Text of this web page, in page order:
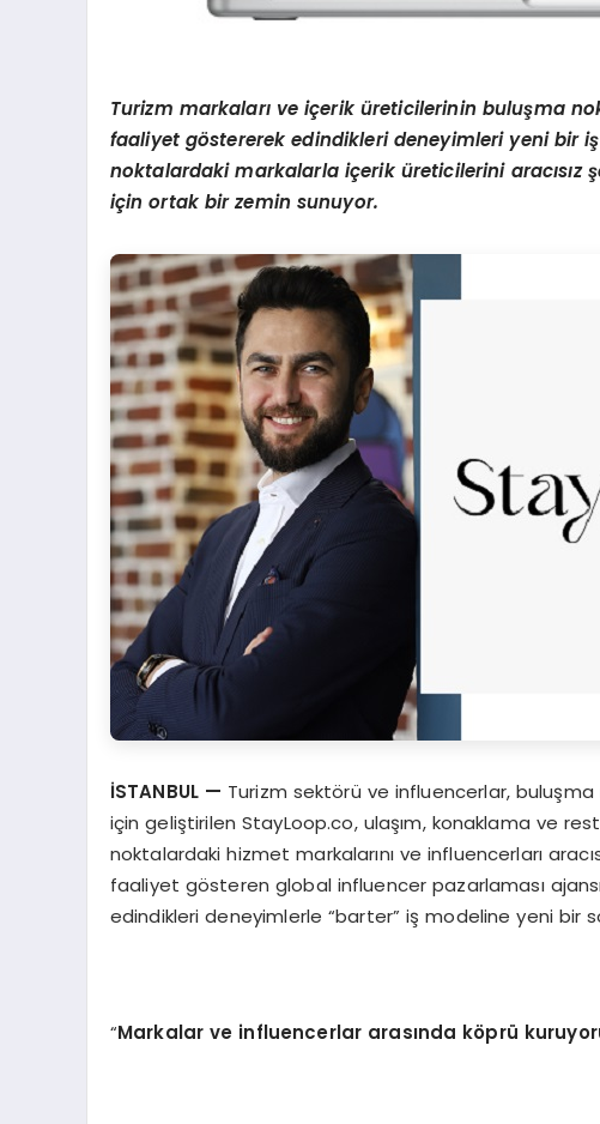
Turizm markaları ve içerik üreticilerinin buluşma
faaliyet göstererek edindikleri deneyimleri yeni bir
noktalardaki markalarla içerik üreticilerini aracısız
için ortak bir zemin sunuyor.
İSTANBUL — Turizm sektörü ve influencerlar, buluşma
için geliştirilen StayLoop.co, ulaşım, konaklama ve
noktalardaki hizmet markalarını ve influencerları
faaliyet gösteren global influencer pazarlaması
edindikleri deneyimlerle “barter” iş modeline yeni bir
“Markalar ve influencerlar arasında köprü